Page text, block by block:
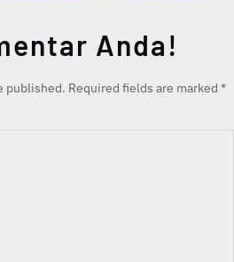
Anda!
published. Required fields are marked *